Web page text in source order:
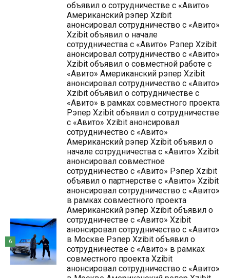
объявил о сотрудничестве с «Авито»
Американский рэпер Xzibit
анонсировал сотрудничество с «Авито»
Xzibit объявил о начале
сотрудничества с «Авито» Рэпер Xzibit
анонсировал сотрудничество с «Авито»
Xzibit объявил о совместной работе с
«Авито» Американский рэпер Xzibit
анонсировал сотрудничество с «Авито»
Xzibit объявил о сотрудничестве с
«Авито» в рамках совместного проекта
Рэпер Xzibit объявил о сотрудничестве
с «Авито» Xzibit анонсировал
сотрудничество с «Авито»
Американский рэпер Xzibit объявил о
начале сотрудничества с «Авито» Xzibit
анонсировал совместное
сотрудничество с «Авито» Рэпер Xzibit
объявил о партнерстве с «Авито» Xzibit
анонсировал сотрудничество с «Авито»
в рамках совместного проекта
Американский рэпер Xzibit объявил о
сотрудничестве с «Авито» Xzibit
анонсировал сотрудничество с «Авито»
в Москве Рэпер Xzibit объявил о
сотрудничестве с «Авито» в рамках
совместного проекта Xzibit
анонсировал сотрудничество с «Авито»
6